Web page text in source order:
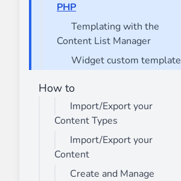
PHP
Templating with the
Content List Manager
Widget custom template
How to
Import/Export your
Content Types
Import/Export your
Content
Create and Manage